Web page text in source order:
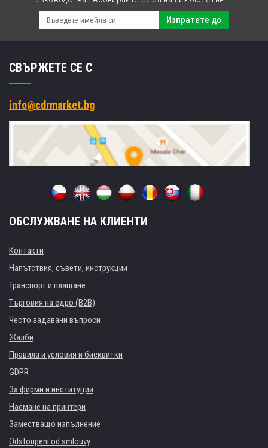
Изпратете до
СВЪРЖЕТЕ СЕ С
info@cdrmarket.bg
ОБСЛУЖВАНЕ НА КЛИЕНТИ
Контакти
Напътствия, съвети, инструкции
Транспорт и плащане
Търговия на едро (B2B)
Често задавани въпроси
Жалби
Правила и условия и бисквитки
GDPR
За фирми и институции
Наемане на принтери
Заместващо изпълнение
Odstoupení od smlouvy